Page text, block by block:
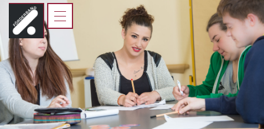
FÖRDERBAND
JUGENDLICHE
ELTERN, AUSBILDER UND
LEHRER
KOOPERATIONSPARTNER